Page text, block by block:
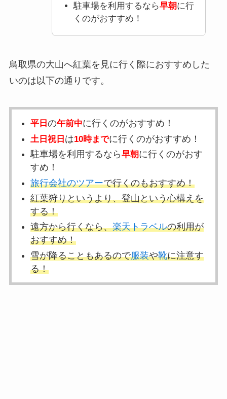
駐車場を利用するなら早朝に行
くのがおすすめ！
鳥取県の大山へ紅葉を見に行く際におすすめした
いのは以下の通りです。
平日 の午前中に行くのがおすすめ！
土日祝日 は10時までに行くのがおすすめ！
駐車場を利用するなら早朝に行くのがおす
すめ！
旅行会社のツアーで行くのもおすすめ！
紅葉狩りというより、登山という心構えを
する！
遠方から行くなら、楽天トラベルの利用が
おすすめ！
雪が降ることもあるので服装や靴に注意す
る！